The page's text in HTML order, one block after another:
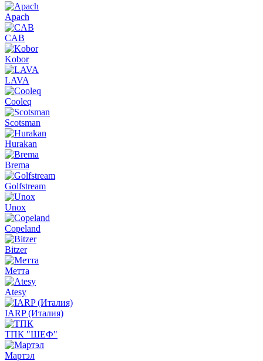
Apach
CAB
Kobor
LAVA
Cooleq
Scotsman
Hurakan
Brema
Golfstream
Unox
Copeland
Bitzer
Метта
Atesy
IARP (Италия)
ТПК "ШЕФ"
Мартэл